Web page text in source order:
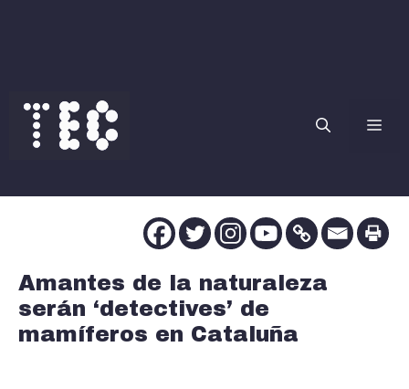
contenido
Amantes de la naturaleza
serán ‘detectives’ de
mamíferos en Cataluña